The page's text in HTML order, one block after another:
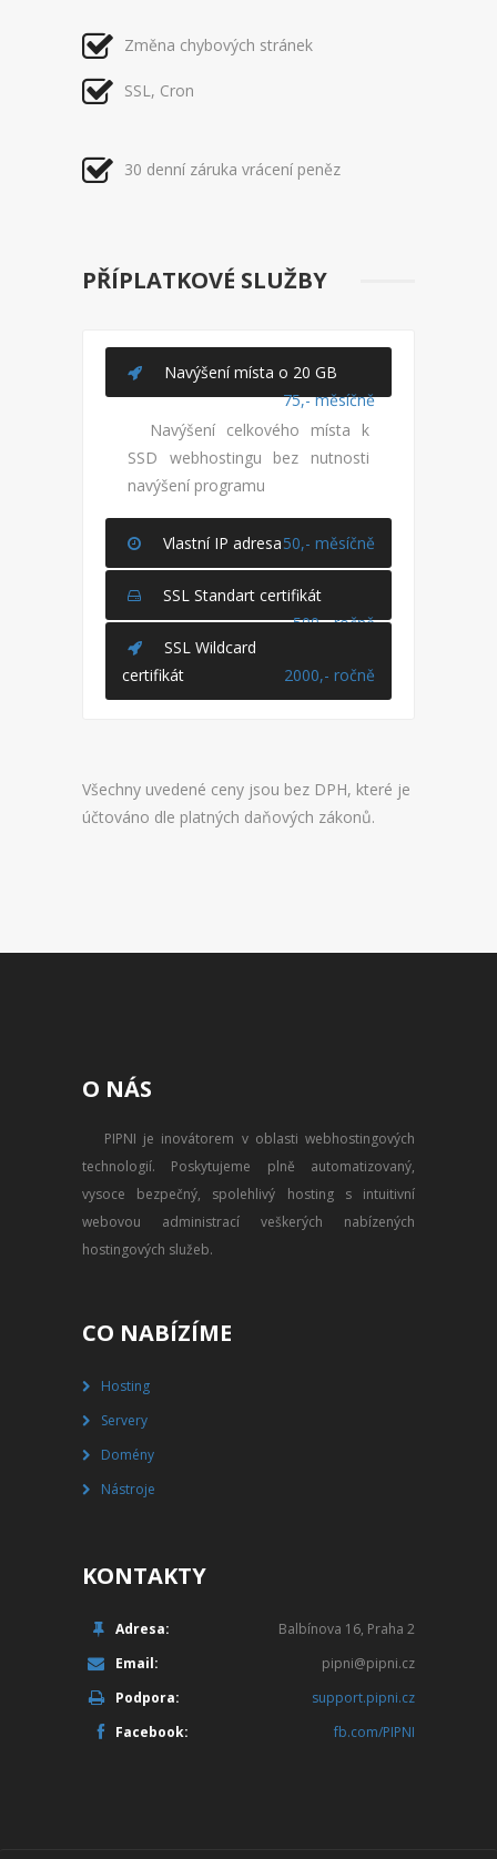
Změna chybových stránek
SSL, Cron
30 denní záruka vrácení peněz
PŘÍPLATKOVÉ SLUŽBY
Navýšení místa o 20 GB
75,- měsíčně
Navýšení celkového místa k
SSD webhostingu bez nutnosti
navýšení programu
Vlastní IP adresa50,- měsíčně
SSL Standart certifikát
500,- ročně
SSL Wildcard
certifikát
2000,- ročně
Všechny uvedené ceny jsou bez DPH, které je
účtováno dle platných daňových zákonů.
O NÁS
PIPNI je inovátorem v oblasti webhostingových
technologií. Poskytujeme plně automatizovaný,
vysoce bezpečný, spolehlivý hosting s intuitivní
webovou administrací veškerých nabízených
hostingových služeb.
CO NABÍZÍME
Hosting
Servery
Domény
Nástroje
KONTAKTY
Adresa:
Balbínova 16, Praha 2
Email:
pipni@pipni.cz
Podpora:
support.pipni.cz
Facebook:
fb.com/PIPNI